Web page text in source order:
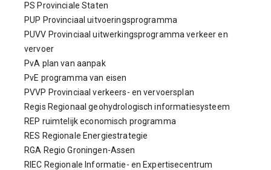
PS Provinciale Staten
PUP Provinciaal uitvoeringsprogramma
PUVV Provinciaal uitwerkingsprogramma verkeer en
vervoer
PvA plan van aanpak
PvE programma van eisen
PVVP Provinciaal verkeers- en vervoersplan
Regis Regionaal geohydrologisch informatiesysteem
REP ruimtelijk economisch programma
RES Regionale Energiestrategie
RGA Regio Groningen-Assen
RIEC Regionale Informatie- en Expertisecentrum